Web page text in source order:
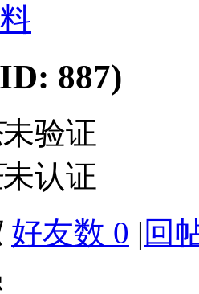
887)
未验证
未认证
好友数 0 | 回